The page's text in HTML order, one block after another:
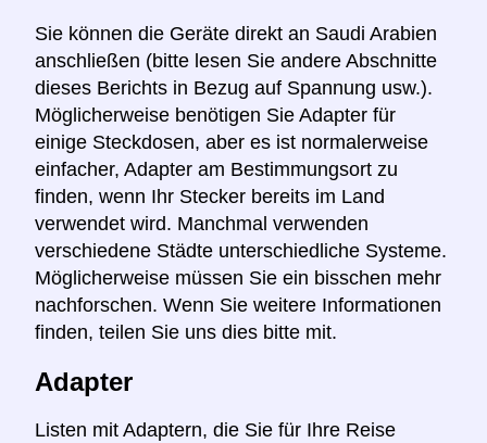
Sie können die Geräte direkt an Saudi Arabien
anschließen (bitte lesen Sie andere Abschnitte
dieses Berichts in Bezug auf Spannung usw.).
Möglicherweise benötigen Sie Adapter für
einige Steckdosen, aber es ist normalerweise
einfacher, Adapter am Bestimmungsort zu
finden, wenn Ihr Stecker bereits im Land
verwendet wird. Manchmal verwenden
verschiedene Städte unterschiedliche Systeme.
Möglicherweise müssen Sie ein bisschen mehr
nachforschen. Wenn Sie weitere Informationen
finden, teilen Sie uns dies bitte mit.
Adapter
Listen mit Adaptern, die Sie für Ihre Reise